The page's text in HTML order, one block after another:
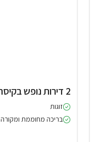
2 דירות נופש בקיסריה
זוגות
בריכה מחוממת ומקורה